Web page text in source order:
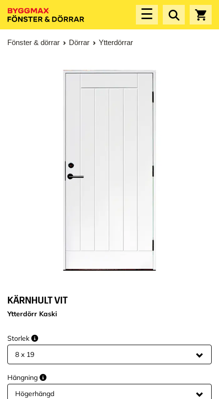
☰
Fönster & dörrar Dörrar Ytterdörrar
KÄRNHULT VIT
Ytterdörr Kaski
Storlek
Hängning